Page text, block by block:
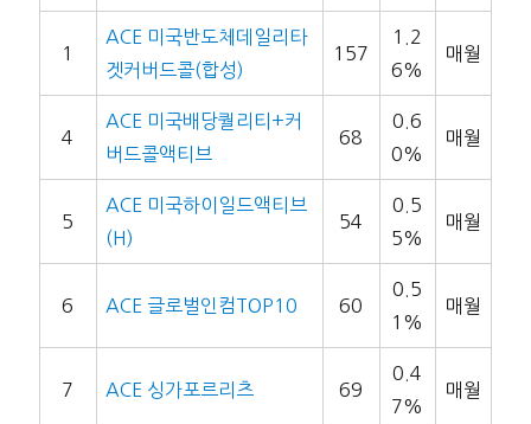
1
ACE 미국반도체데일리타
겟커버드콜(합성)
157
1.2
6%
매월
4
ACE 미국배당퀄리티+커
버드콜액티브
68
0.6
0%
매월
5
ACE 미국하이일드액티브
(H)
54
0.5
5%
매월
6 ACE 글로벌인컴TOP10 60
0.5
1%
매월
7 ACE 싱가포르리츠 69
0.4
7%
매월